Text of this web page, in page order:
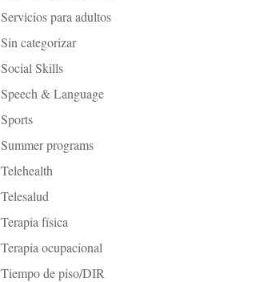
Servicios para adultos
Sin categorizar
Social Skills
Speech & Language
Sports
Summer programs
Telehealth
Telesalud
Terapia física
Terapia ocupacional
Tiempo de piso/DIR